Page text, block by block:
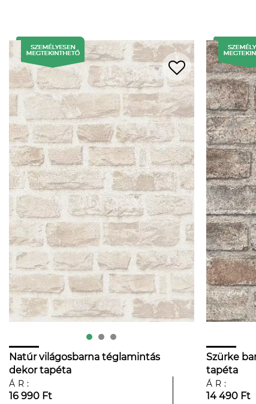
Natúr világosbarna téglamintás
dekor tapéta
ÁR:
16 990 Ft
Szürke
tapéta
ÁR:
14 490 Ft